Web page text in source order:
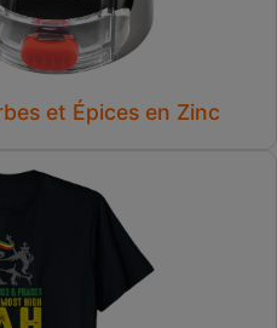
et Épices en Zinc